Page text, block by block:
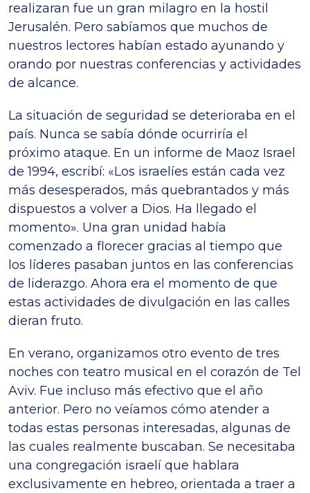
realizaran fue un gran milagro en la hostil
Jerusalén. Pero sabíamos que muchos de
nuestros lectores habían estado ayunando y
orando por nuestras conferencias y actividades
de alcance.
La situación de seguridad se deterioraba en el
país. Nunca se sabía dónde ocurriría el
próximo ataque. En un informe de Maoz Israel
de 1994, escribí: «Los israelíes están cada vez
más desesperados, más quebrantados y más
dispuestos a volver a Dios. Ha llegado el
momento». Una gran unidad había
comenzado a florecer gracias al tiempo que
los líderes pasaban juntos en las conferencias
de liderazgo. Ahora era el momento de que
estas actividades de divulgación en las calles
dieran fruto.
En verano, organizamos otro evento de tres
noches con teatro musical en el corazón de Tel
Aviv. Fue incluso más efectivo que el año
anterior. Pero no veíamos cómo atender a
todas estas personas interesadas, algunas de
las cuales realmente buscaban. Se necesitaba
una congregación israelí que hablara
exclusivamente en hebreo, orientada a traer a